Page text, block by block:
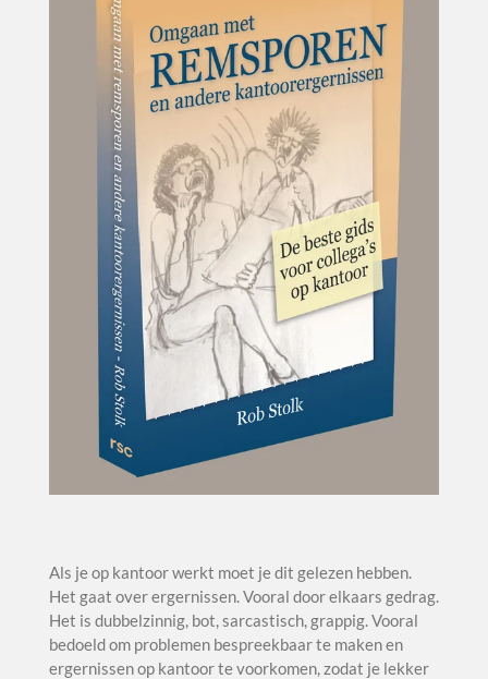
Als je op kantoor werkt moet je dit gelezen hebben.
Het gaat over ergernissen. Vooral door elkaars gedrag.
Het is dubbelzinnig, bot, sarcastisch, grappig. Vooral
bedoeld om problemen bespreekbaar te maken en
ergernissen op kantoor te voorkomen, zodat je lekker